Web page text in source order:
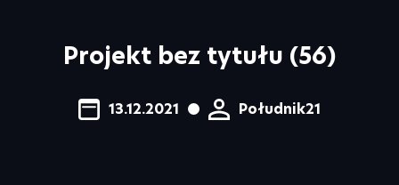
Projekt bez tytułu (56)
13.12.2021 Południk21